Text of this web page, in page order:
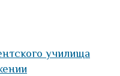
училища